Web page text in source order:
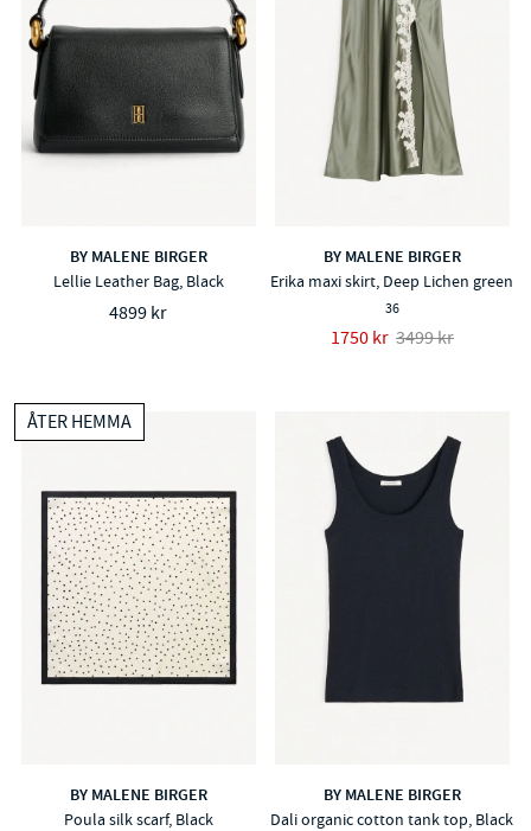
BY MALENE BIRGER
Lellie Leather Bag, Black
4899 kr
BY MALENE BIRGER
Erika maxi skirt, Deep Lichen green
36
1750 kr 3499 kr
ÅTER HEMMA
BY MALENE BIRGER
Poula silk scarf, Black
BY MALENE BIRGER
Dali organic cotton tank top, Black